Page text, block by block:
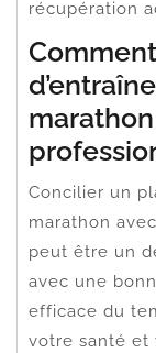
récupération
Concilier un
marathon
peut être un
avec une
efficace du
votre santé et